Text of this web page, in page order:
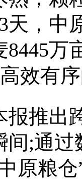
天，中
8445万
效有
出跨
间;通
原粮